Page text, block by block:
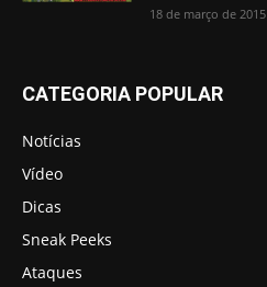
18 de março de 2015
CATEGORIA POPULAR
Notícias
Vídeo
Dicas
Sneak Peeks
Ataques